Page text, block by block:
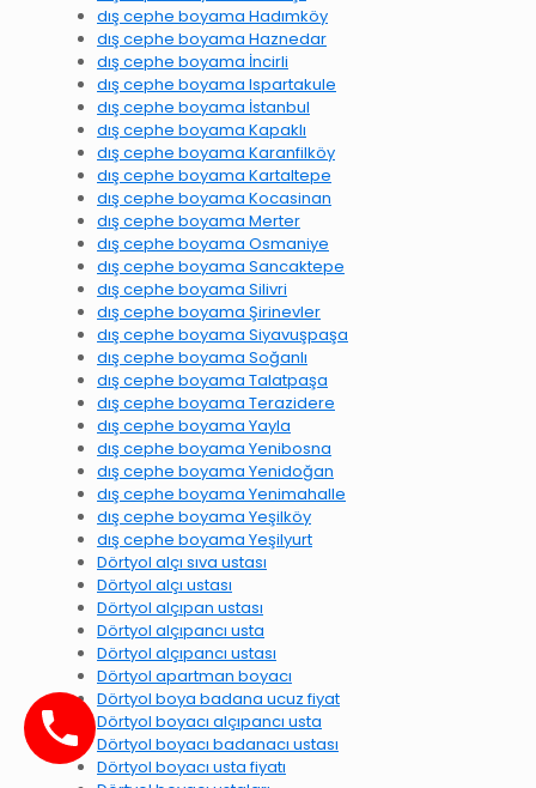
dış cephe boyama Hadımköy
dış cephe boyama Haznedar
dış cephe boyama İncirli
dış cephe boyama Ispartakule
dış cephe boyama İstanbul
dış cephe boyama Kapaklı
dış cephe boyama Karanfilköy
dış cephe boyama Kartaltepe
dış cephe boyama Kocasinan
dış cephe boyama Merter
dış cephe boyama Osmaniye
dış cephe boyama Sancaktepe
dış cephe boyama Silivri
dış cephe boyama Şirinevler
dış cephe boyama Siyavuşpaşa
dış cephe boyama Soğanlı
dış cephe boyama Talatpaşa
dış cephe boyama Terazidere
dış cephe boyama Yayla
dış cephe boyama Yenibosna
dış cephe boyama Yenidoğan
dış cephe boyama Yenimahalle
dış cephe boyama Yeşilköy
dış cephe boyama Yeşilyurt
Dörtyol alçı sıva ustası
Dörtyol alçı ustası
Dörtyol alçıpan ustası
Dörtyol alçıpancı usta
Dörtyol alçıpancı ustası
Dörtyol apartman boyacı
Dörtyol boya badana ucuz fiyat
Dörtyol boyacı alçıpancı usta
Dörtyol boyacı badanacı ustası
Dörtyol boyacı usta fiyatı